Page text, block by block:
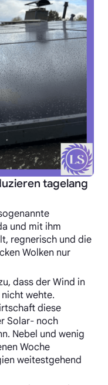
tagelang
und mit ihm
regnerisch und die
Wolken nur
dass der Wind in
wehte.
diese
Solar- noch
Nebel und wenig
Woche
weitestgehend